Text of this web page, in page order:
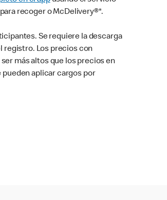
recoger o McDelivery®*.
Se requiere la descarga
registro. Los precios con
más altos que los precios en
pueden aplicar cargos por